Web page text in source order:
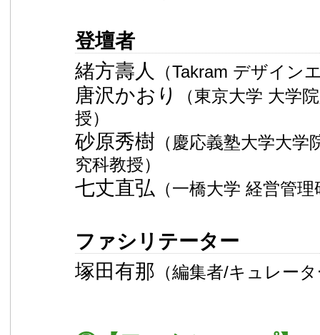
登壇者
緒方壽人
（Takram デザイン
唐沢かおり
（東京大学 大学
授）
砂原秀樹 （慶応義塾大学大
究科教授）
七丈直弘 （一橋大学 経営管
ファシリテーター
塚田有那 （編集者/キュレー